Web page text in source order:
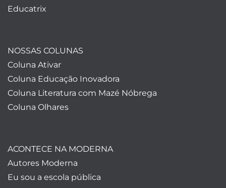
Educatrix
NOSSAS COLUNAS
Coluna Ativar
Coluna Educação Inovadora
Coluna Literatura com Mazé Nóbrega
Coluna Olhares
ACONTECE NA MODERNA
Autores Moderna
Eu sou a escola pública